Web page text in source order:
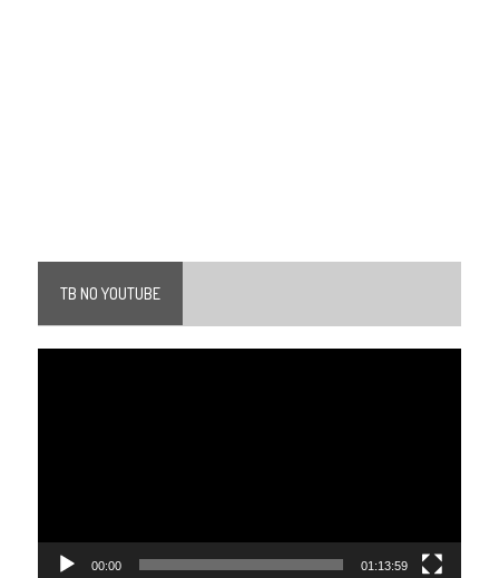
TB NO YOUTUBE
00:00 01:13:59